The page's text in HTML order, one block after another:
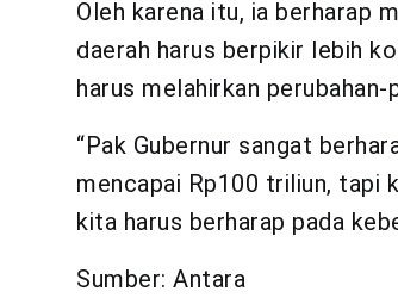
Oleh karena itu, ia berharap
daerah harus berpikir lebih
harus melahirkan
“Pak Gubernur sangat
mencapai Rp100 triliun, tapi
kita harus berharap pada
Sumber: Antara